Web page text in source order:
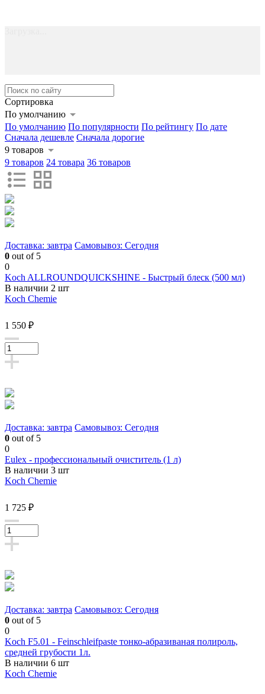
Сортировка
По умолчанию
По умолчанию По популярности По рейтингу По дате
Сначала дешевле Сначала дорогие
9 товаров
9 товаров 24 товара 36 товаров
Доставка: завтра Самовывоз: Сегодня
0 out of 5
0
Koch ALLROUNDQUICKSHINE - Быстрый блеск (500 мл)
В наличии 2 шт
Koch Chemie
1 550 ₽
Доставка: завтра Самовывоз: Сегодня
0 out of 5
0
Eulex - профессиональный очиститель (1 л)
В наличии 3 шт
Koch Chemie
1 725 ₽
Доставка: завтра Самовывоз: Сегодня
0 out of 5
0
Koch F5.01 - Feinschleifpaste тонко-абразиваная полироль,
средней грубости 1л.
В наличии 6 шт
Koch Chemie